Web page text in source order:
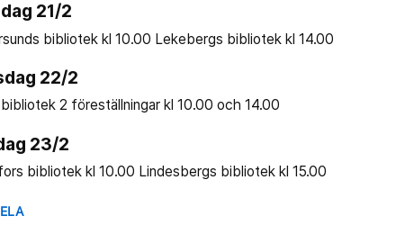
21/2
bibliotek kl 10.00 Lekebergs bibliotek kl 14.00
22/2
bibliotek 2 föreställningar kl 10.00 och 14.00
23/2
bibliotek kl 10.00 Lindesbergs bibliotek kl 15.00